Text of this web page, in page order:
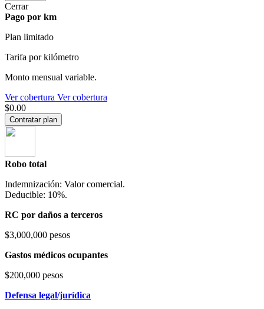
Cerrar
Pago por km
Plan limitado
Tarifa por kilómetro
Monto mensual variable.
Ver cobertura Ver cobertura
$0.00
Contratar plan
Robo total
Indemnización: Valor comercial.
Deducible: 10%.
RC por daños a terceros
$3,000,000 pesos
Gastos médicos ocupantes
$200,000 pesos
Defensa legal/jurídica